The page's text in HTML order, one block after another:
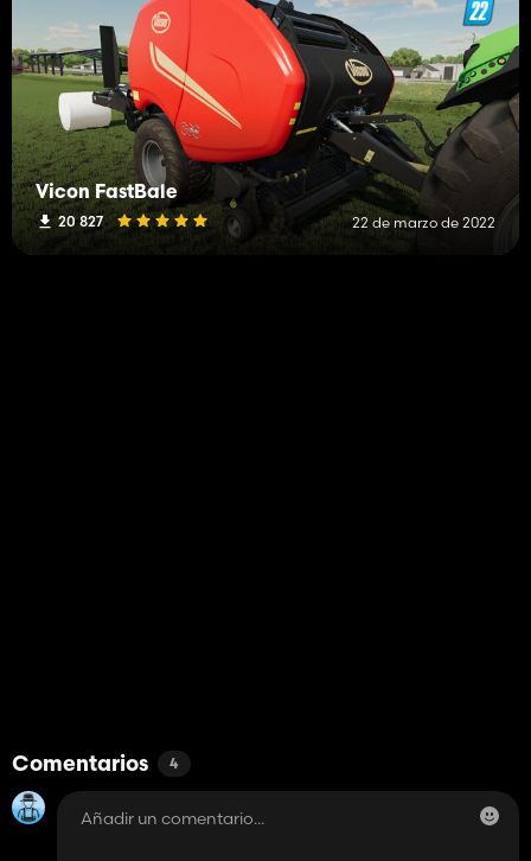
Vicon FastBale
20 827 22 de marzo de 2022
Comentarios 4